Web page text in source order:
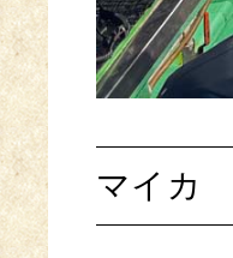
マイカ